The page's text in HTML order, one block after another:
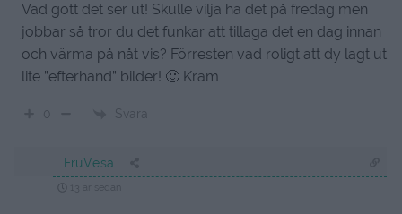
Vad gott det ser ut! Skulle vilja ha det på fredag men
jobbar så tror du det funkar att tillaga det en dag innan
och värma på nåt vis? Förresten vad roligt att dy lagt ut
lite ”efterhand” bilder! 🙂 Kram
0 Svara
FruVesa
13 år sedan